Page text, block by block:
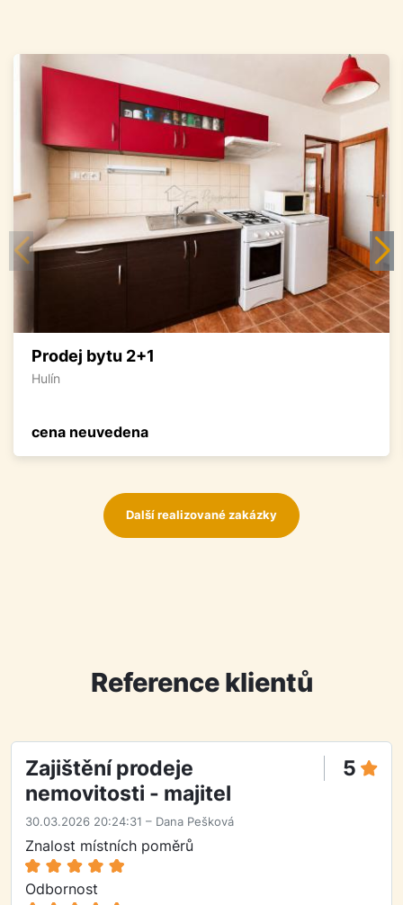
Prodej bytu 2+1
Hulín
cena neuvedena
Další realizované zakázky
Reference klientů
Zajištění prodeje
nemovitosti - majitel
5
30.03.2026 20:24:31 – Dana Pešková
Znalost místních poměrů
Odbornost